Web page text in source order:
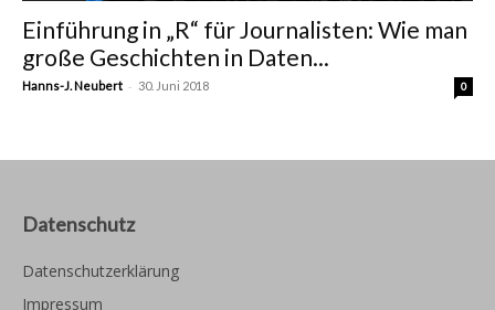
Einführung in „R“ für Journalisten: Wie man
große Geschichten in Daten...
Hanns-J. Neubert - 30. Juni 2018 0
Datenschutz
Datenschutzerklärung
Impressum